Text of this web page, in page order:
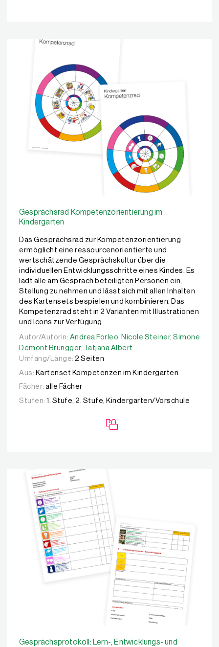
Gesprächsrad Kompetenzorientierung im
Kindergarten
Das Gesprächsrad zur Kompetenzorientierung
ermöglicht eine ressourcenorientierte und
wertschätzende Gesprächskultur über die
individuellen Entwicklungsschritte eines Kindes. Es
lädt alle am Gespräch beteiligten Personen ein,
Stellung zu nehmen und lässt sich mit allen Inhalten
des Kartensets bespielen und kombinieren. Das
Kompetenzrad steht in 2 Varianten mit Illustrationen
und Icons zur Verfügung.
Autor/Autorin: Andrea Forleo, Nicole Steiner, Simone
Autor/Autorin: Andrea Forleo, Nicole Steiner, Simone
Demont Brüngger,
Tatjana Albert
Umfang/Länge: 2 Seiten
Aus: Kartenset Kompetenzen im Kindergarten
Fächer: alle Fächer
Stufen: 1. Stufe, 2. Stufe, Kindergarten/Vorschule
Gesprächsprotokoll: Lern-, Entwicklungs- und